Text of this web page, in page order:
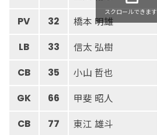
PV 32 橋本 明雄
LB 33 信太 弘樹
CB 35 小山 哲也
GK 66 甲斐 昭人
CB 77 東江 雄斗
スクロールできます